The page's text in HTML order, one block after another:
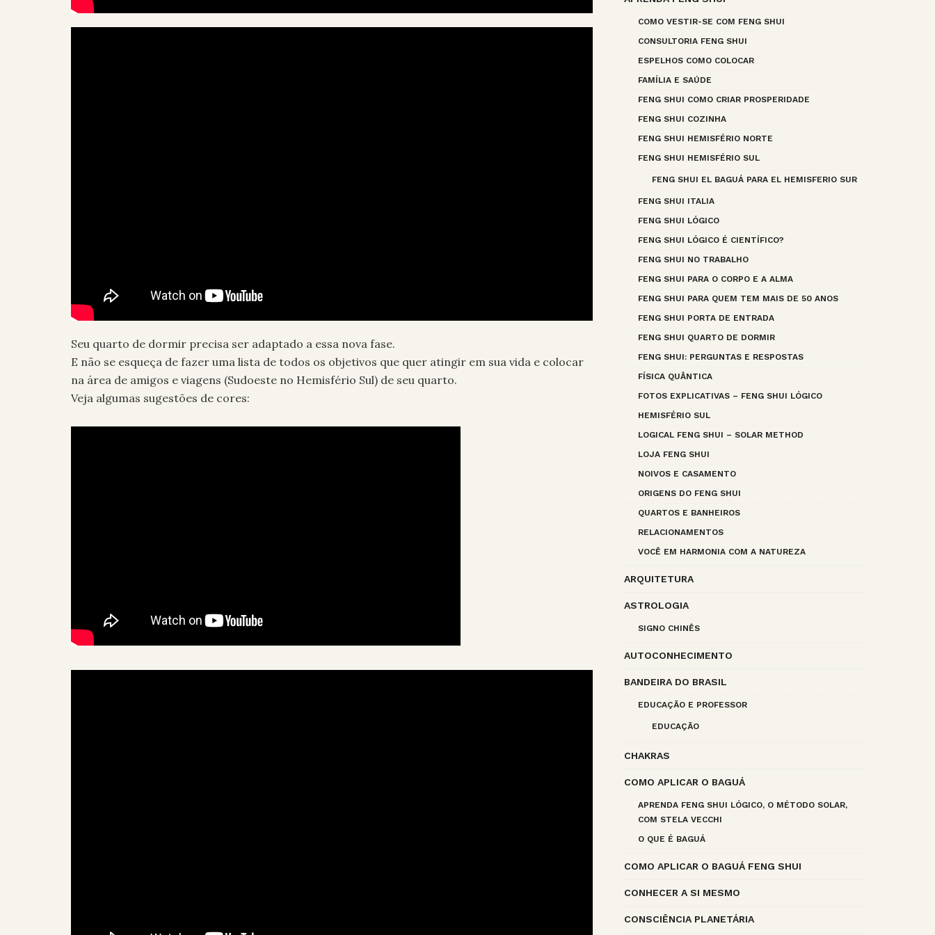
Seu quarto de dormir precisa ser adaptado a essa nova fase.
E não se esqueça de fazer uma lista de todos os objetivos que quer atingir em sua vida e colocar
na área de amigos e viagens (Sudoeste no Hemisfério Sul) de seu quarto.
Veja algumas sugestões de cores:
COMO VESTIR-SE COM FENG SHUI
CONSULTORIA FENG SHUI
ESPELHOS COMO COLOCAR
FAMÍLIA E SAÚDE
FENG SHUI COMO CRIAR PROSPERIDADE
FENG SHUI COZINHA
FENG SHUI HEMISFÉRIO NORTE
FENG SHUI HEMISFÉRIO SUL
FENG SHUI EL BAGUÁ PARA EL HEMISFERIO SUR
FENG SHUI ITALIA
FENG SHUI LÓGICO
FENG SHUI LÓGICO É CIENTÍFICO?
FENG SHUI NO TRABALHO
FENG SHUI PARA O CORPO E A ALMA
FENG SHUI PARA QUEM TEM MAIS DE 50 ANOS
FENG SHUI PORTA DE ENTRADA
FENG SHUI QUARTO DE DORMIR
FENG SHUI: PERGUNTAS E RESPOSTAS
FÍSICA QUÂNTICA
FOTOS EXPLICATIVAS – FENG SHUI LÓGICO
HEMISFÉRIO SUL
LOGICAL FENG SHUI – SOLAR METHOD
LOJA FENG SHUI
NOIVOS E CASAMENTO
ORIGENS DO FENG SHUI
QUARTOS E BANHEIROS
RELACIONAMENTOS
VOCÊ EM HARMONIA COM A NATUREZA
ARQUITETURA
ASTROLOGIA
SIGNO CHINÊS
AUTOCONHECIMENTO
BANDEIRA DO BRASIL
EDUCAÇÃO E PROFESSOR
EDUCAÇÃO
CHAKRAS
COMO APLICAR O BAGUÁ
APRENDA FENG SHUI LÓGICO, O MÉTODO SOLAR,
COM STELA VECCHI
O QUE É BAGUÁ
COMO APLICAR O BAGUÁ FENG SHUI
CONHECER A SI MESMO
CONSCIÊNCIA PLANETÁRIA